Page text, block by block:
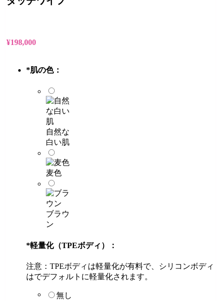
¥198,000
*肌の色：
自然な
白い肌
麦色
ブラウ
ン
*軽量化（TPEボディ）：
注意：TPEボディは軽量化が有料で、シリコンボディ
はでデフォルトに軽量化されます。
無し